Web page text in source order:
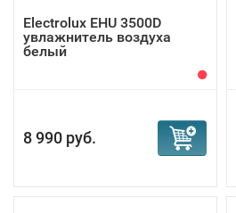
Electrolux EHU 3500D
увлажнитель воздуха
белый
8 990 руб.